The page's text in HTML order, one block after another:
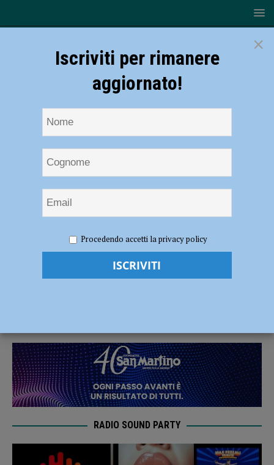
truffe agli anziani, appello dei carabinieri: ecco come difendersi
Tornano le truffe agli anziani, appello dei
RADIO SOUND PARTY
×
Iscriviti per rimanere
aggiornato!
Procedendo accetti la privacy policy